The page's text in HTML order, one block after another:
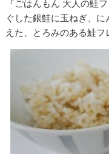
『ごはんもん 大人の鮭
ぐした銀鮭に玉ねぎ、
えた、とろみのある鮭フ